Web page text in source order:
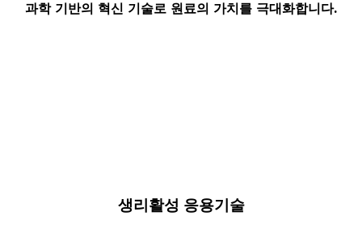
과학 기반의 혁신 기술로 원료의 가치를 극대화합니다.
생리활성 응용기술